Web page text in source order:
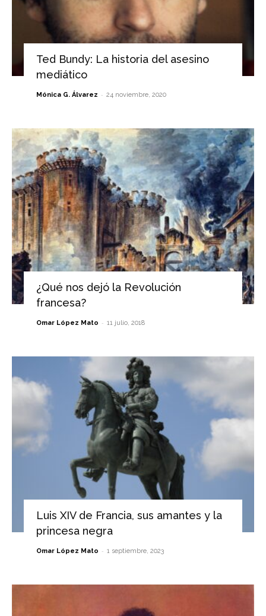
Ted Bundy: La historia del asesino
mediático
Mónica G. Álvarez - 24 noviembre, 2020
¿Qué nos dejó la Revolución
francesa?
Omar López Mato - 11 julio, 2018
Luis XIV de Francia, sus amantes y la
princesa negra
Omar López Mato - 1 septiembre, 2023